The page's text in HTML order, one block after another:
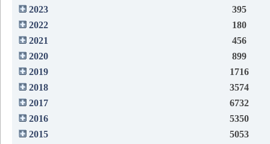
2023
395
2022
180
2021
456
2020
899
2019
1716
2018
3574
2017
6732
2016
5350
2015
5053